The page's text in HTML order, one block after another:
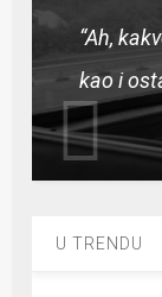
“Ah,
kao i
U TRENDU